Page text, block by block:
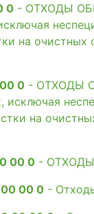
0 - ОТХОДЫ
на
0 - ОТХОДЫ
исключая
на
00 0 -
00 0 -